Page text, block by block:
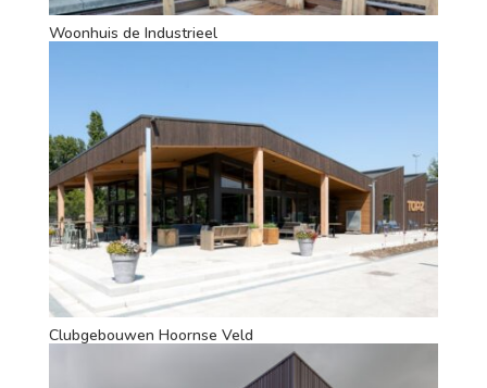
Woonhuis de Industrieel
Clubgebouwen Hoornse Veld